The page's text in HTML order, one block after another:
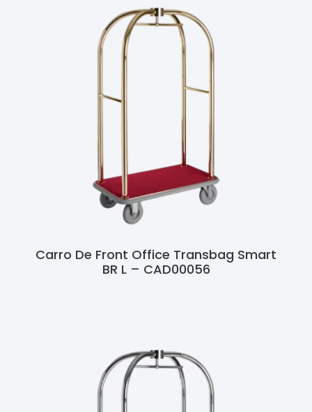
Carro De Front Office Transbag Smart
BR L – CAD00056